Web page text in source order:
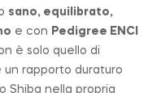
sano, equilibrato,
e con Pedigree ENCI
è solo quello di
un rapporto duraturo
Shiba nella propria